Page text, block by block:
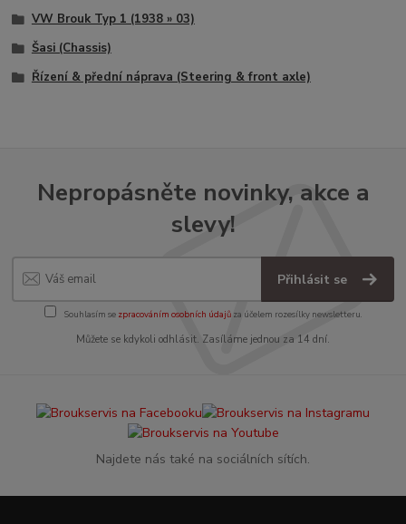
VW Brouk Typ 1 (1938 » 03)
Šasi (Chassis)
Řízení & přední náprava (Steering & front axle)
Nepropásněte novinky, akce a
slevy!
Přihlásit se
Souhlasím se zpracováním osobních údajůza účelem rozesílky newsletteru.
Můžete se kdykoli odhlásit. Zasíláme jednou za 14 dní.
Najdete nás také na sociálních sítích.